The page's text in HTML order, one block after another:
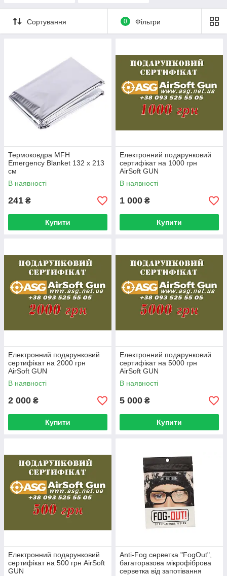
Сортування 0 Фільтри
Термоковдра MFH
Emergency Blanket 132 x 213
см
В наявності
241 ₴
Купити
Електронний подарунковий
сертифікат на 1000 грн
AirSoft GUN
В наявності
1 000 ₴
Купити
Електронний подарунковий
сертифікат на 2000 грн
AirSoft GUN
В наявності
2 000 ₴
Купити
Електронний подарунковий
сертифікат на 5000 грн
AirSoft GUN
В наявності
5 000 ₴
Купити
Електронний подарунковий
сертифікат на 500 грн AirSoft
GUN
Anti-Fog серветка "FogOut",
багаторазова мікрофіброва
серветка від запотівання